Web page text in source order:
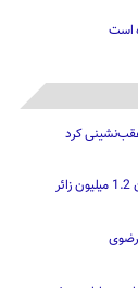
است
کرد